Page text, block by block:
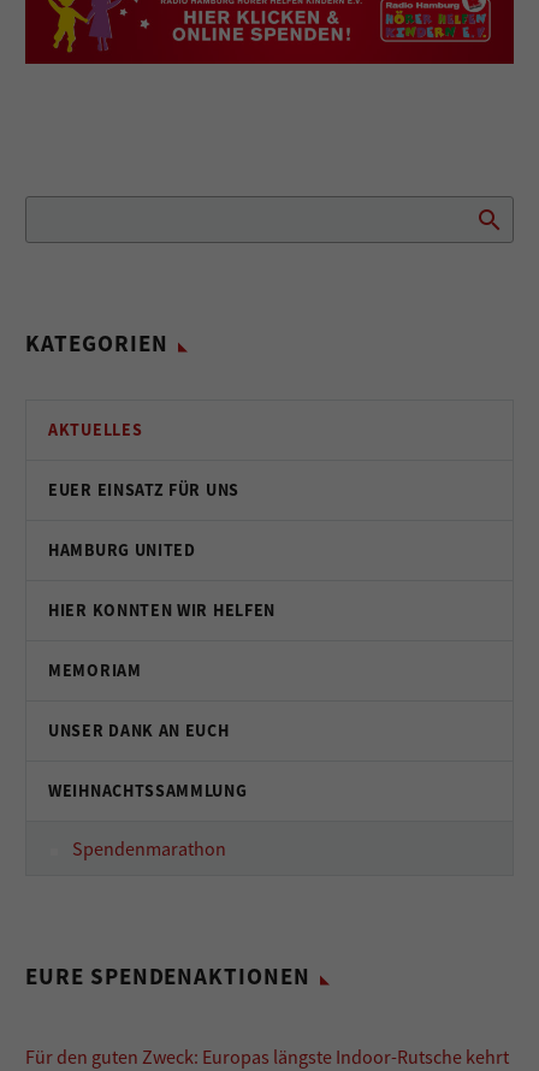
KATEGORIEN
AKTUELLES
EUER EINSATZ FÜR UNS
HAMBURG UNITED
HIER KONNTEN WIR HELFEN
MEMORIAM
UNSER DANK AN EUCH
WEIHNACHTSSAMMLUNG
Spendenmarathon
EURE SPENDENAKTIONEN
Für den guten Zweck: Europas längste Indoor-Rutsche kehrt